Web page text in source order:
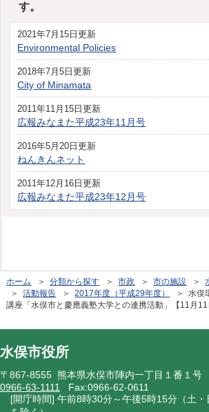
す。
2021年7月15日更新
Environmental Policies
2018年7月5日更新
City of Minamata
2011年11月15日更新
広報みなまた平成23年11月号
2016年5月20日更新
ねんきんネット
2011年12月16日更新
広報みなまた平成23年12月号
ホーム ＞分類から探す ＞市政 ＞市の施設 ＞
＞活動報告 ＞2017年度（平成29年度）
＞ 水俣
講座「水俣市と慶應義塾大学との連携活動」【11月11
水俣市役所
〒867-8555 熊本県水俣市陣内一丁目１番１号
0966-63-1111 Fax:0966-62-0611
[開庁時間] 午前8時30分～午後5時15分（土